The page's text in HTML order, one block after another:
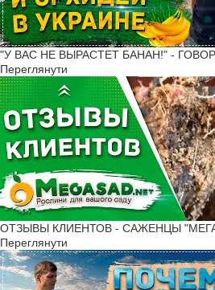
"У ВАС НЕ ВЫРАСТЕТ БАНАН!" -
Переглянути
ОТЗЫВЫ КЛИЕНТОВ - САЖЕНЦЫ
Переглянути